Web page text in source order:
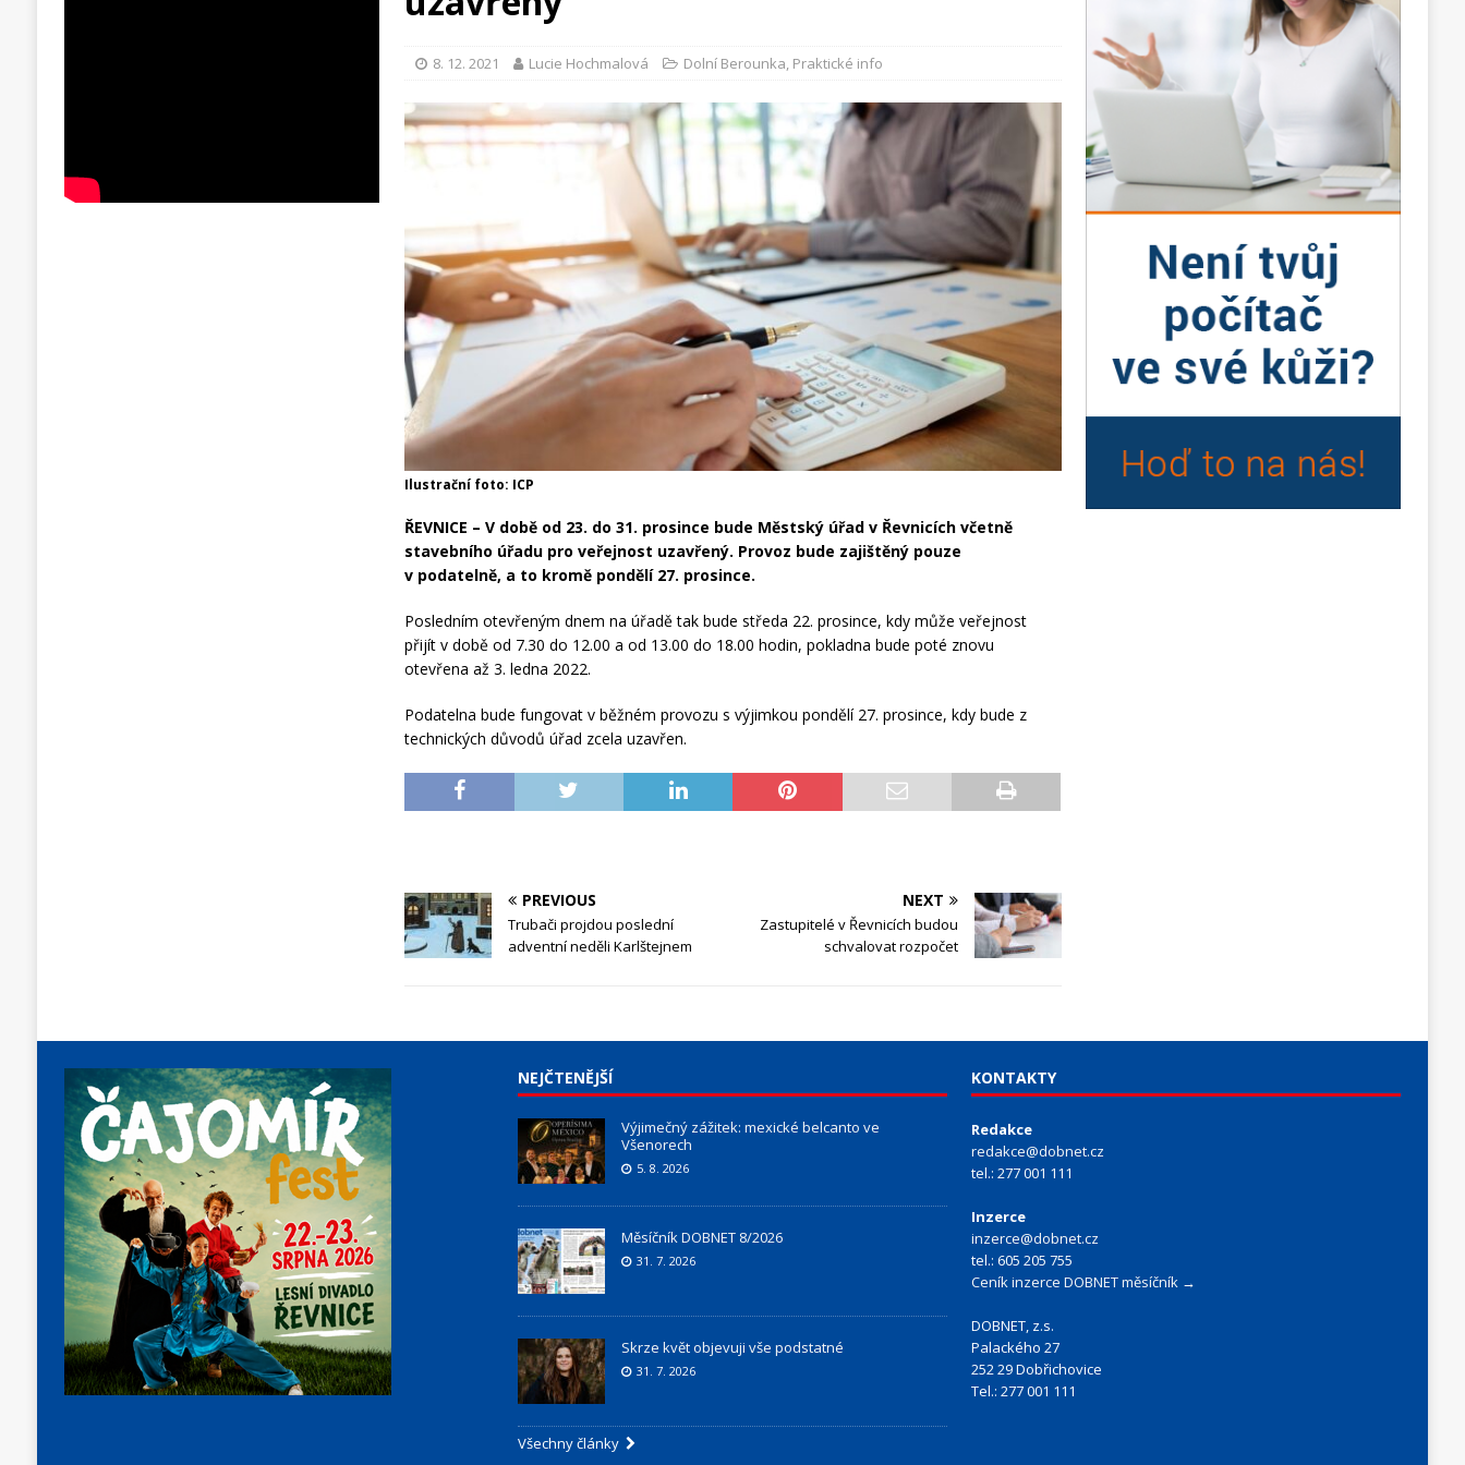
8. 12. 2021 Lucie Hochmalová Dolní Berounka, Praktické info
Ilustrační foto: ICP
ŘEVNICE – V době od 23. do 31. prosince bude Městský úřad v Řevnicích včetně
stavebního úřadu pro veřejnost uzavřený. Provoz bude zajištěný pouze
v podatelně, a to kromě pondělí 27. prosince.
Posledním otevřeným dnem na úřadě tak bude středa 22. prosince, kdy může veřejnost
přijít v době od 7.30 do 12.00 a od 13.00 do 18.00 hodin, pokladna bude poté znovu
otevřena až 3. ledna 2022.
Podatelna bude fungovat v běžném provozu s výjimkou pondělí 27. prosince, kdy bude z
technických důvodů úřad zcela uzavřen.
PREVIOUS
Trubači projdou poslední
adventní neděli Karlštejnem
NEXT
Zastupitelé v Řevnicích budou
schvalovat rozpočet
NEJČTENĚJŠÍ
Výjimečný zážitek: mexické belcanto ve
Všenorech
5. 8. 2026
Měsíčník DOBNET 8/2026
31. 7. 2026
Skrze květ objevuji vše podstatné
31. 7. 2026
Všechny články
KONTAKTY
Redakce
redakce@dobnet.cz
tel.: 277 001 111
Inzerce
inzerce@dobnet.cz
tel.: 605 205 755
Ceník inzerce DOBNET měsíčník →
DOBNET, z.s.
Palackého 27
252 29 Dobřichovice
Tel.: 277 001 111